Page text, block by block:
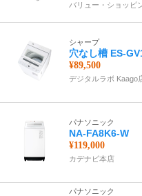
バリュー・ショッピ
シャープ
穴なし槽 ES-
¥89,500
デジタルラボ Kaago
パナソニック
NA-FA8K6-W
¥119,000
カデナビ本店
パナソニック